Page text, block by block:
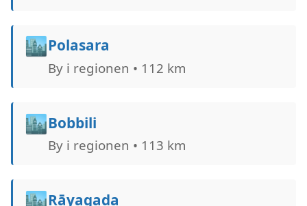
🏙️Polasara
By i regionen • 112 km
🏙️Bobbili
By i regionen • 113 km
🏙️Rāyagada